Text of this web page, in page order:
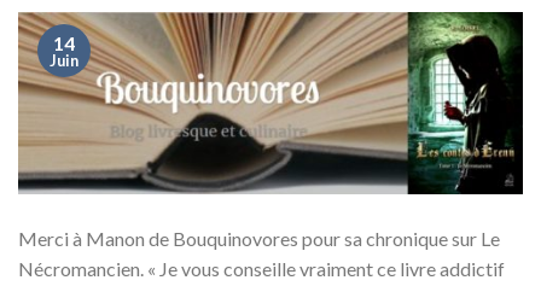
14
Juin
Merci à Manon de Bouquinovores pour sa chronique sur Le
Nécromancien. « Je vous conseille vraiment ce livre addictif